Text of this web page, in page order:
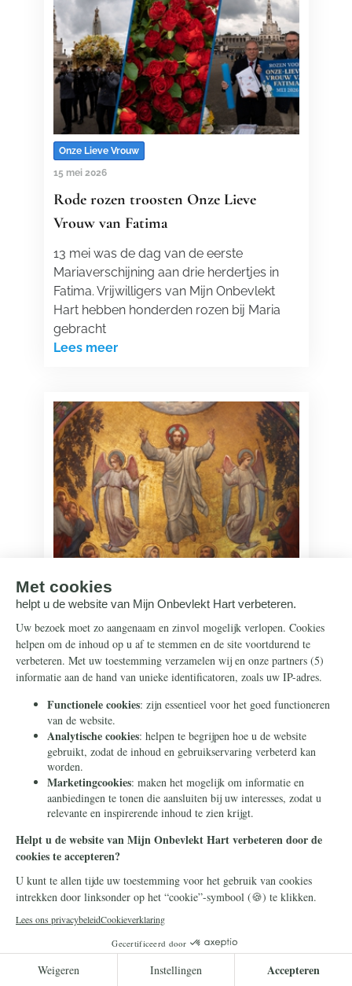
Onze Lieve Vrouw
15 mei 2026
Rode rozen troosten Onze Lieve
Vrouw van Fatima
13 mei was de dag van de eerste
Mariaverschijning aan drie herdertjes in
Fatima. Vrijwilligers van Mijn Onbevlekt
Hart hebben honderden rozen bij Maria
gebracht
Lees meer
11 mei 2026
De Hemelvaart van Onze Lieve Heer
Hij is ten hemel gevaren en zit aan de
rechterhand van de Vader
Campagnenieuws
Zo maakt u Mijn Onbevlekt Hart zal